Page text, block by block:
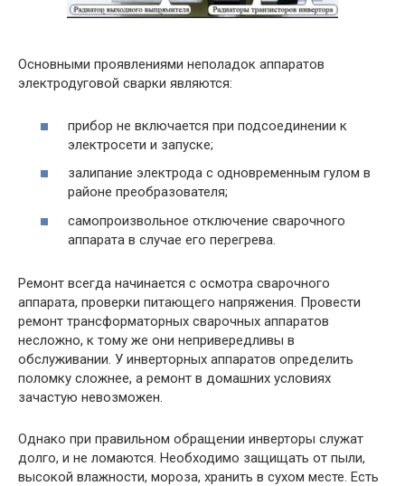
Основными проявлениями неполадок аппаратов
электродуговой сварки являются:
прибор не включается при подсоединении к
электросети и запуске;
залипание электрода с одновременным гулом в
районе преобразователя;
самопроизвольное отключение сварочного
аппарата в случае его перегрева.
Ремонт всегда начинается с осмотра сварочного
аппарата, проверки питающего напряжения. Провести
ремонт трансформаторных сварочных аппаратов
несложно, к тому же они непривередливы в
обслуживании. У инверторных аппаратов определить
поломку сложнее, а ремонт в домашних условиях
зачастую невозможен.
Однако при правильном обращении инверторы служат
долго, и не ломаются. Необходимо защищать от пыли,
высокой влажности, мороза, хранить в сухом месте. Есть